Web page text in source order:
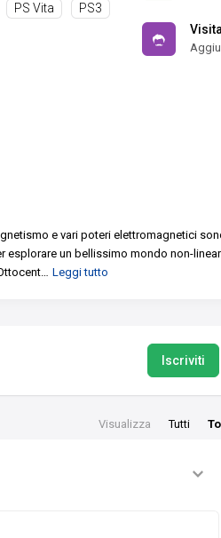
PS Vita PS3
e vari poteri elettromagnetici
esplorare un bellissimo mondo non-
… Leggi tutto
Iscriviti
Visualizza Tutti